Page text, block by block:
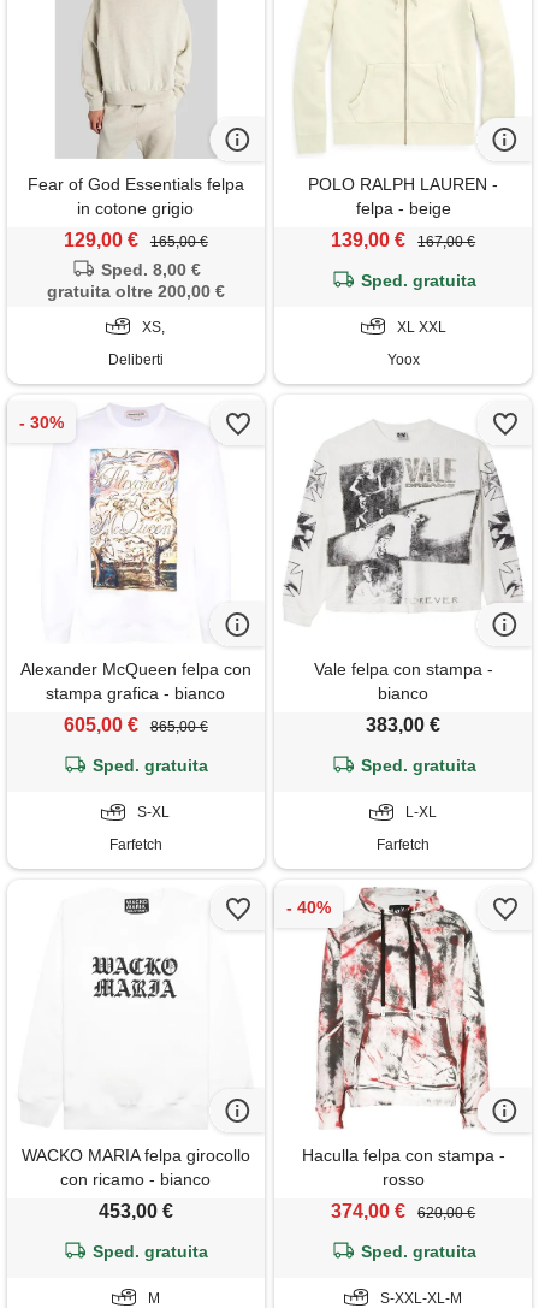
Fear of God Essentials felpa
in cotone grigio
129,00 € 165,00 €
Sped. 8,00 €
gratuita oltre 200,00 €
XS,
Deliberti
POLO RALPH LAUREN -
felpa - beige
139,00 € 167,00 €
Sped. gratuita
XL XXL
Yoox
Alexander McQueen felpa con
stampa grafica - bianco
605,00 € 865,00 €
Sped. gratuita
S-XL
Farfetch
Vale felpa con stampa -
bianco
383,00 €
Sped. gratuita
L-XL
Farfetch
WACKO MARIA felpa girocollo
con ricamo - bianco
453,00 €
Sped. gratuita
M
Haculla felpa con stampa -
rosso
374,00 € 620,00 €
Sped. gratuita
S-XXL-XL-M